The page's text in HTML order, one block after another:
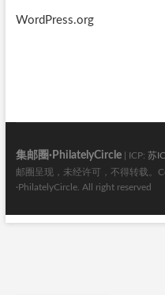
WordPress.org
集邮圈·PhilatelyCircle| ICP: 苏
邮圈呈现，未经许可，不得转载。
·PhilatelyCircle. All right reserved